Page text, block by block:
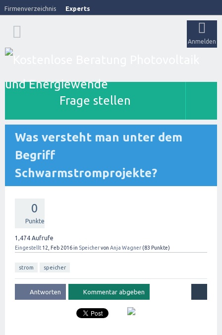
Firmenverzeichnis Experts
Anmelden
Frage stellen
Was versteht man unter dem
Begriff
Schwarmstromprojekte?
0
Punkte
1,474 Aufrufe
Eingestellt 12, Feb 2016in Speichervon Anja Wagner (83 Punkte)
strom speicher